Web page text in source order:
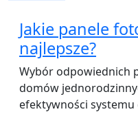
Jakie panele
najlepsze?
Wybór odpowiednich
domów
efektywności